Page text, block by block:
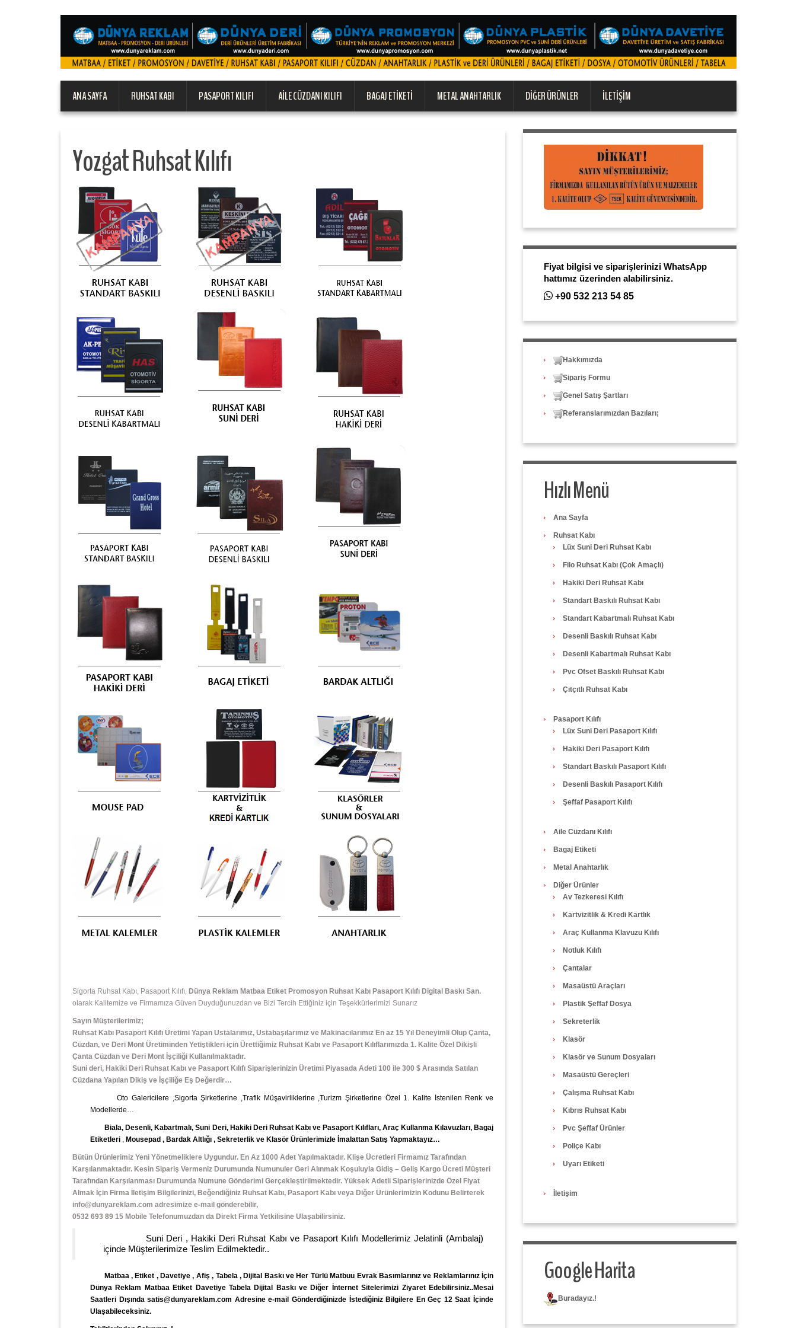
ANA SAYFA RUHSAT KABI PASAPORT KILIFI AILE CÜZDANI KILIFI BAGAJ ETIKETI METAL ANAHTARLIK DIĞER ÜRÜNLER İLETIŞIM
Yozgat Ruhsat Kılıfı
Sigorta Ruhsat Kabı, Pasaport Kılıfı, Dünya Reklam Matbaa Etiket Promosyon Ruhsat Kabı Pasaport Kılıfı Digital Baskı San.
olarak Kalitemize ve Firmamıza Güven Duyduğunuzdan ve Bizi Tercih Ettiğiniz için Teşekkürlerimizi Sunarız
Sayın Müşterilerimiz;
Ruhsat Kabı Pasaport Kılıfı Üretimi Yapan Ustalarımız, Ustabaşılarımız ve Makinacılarımız En az 15 Yıl Deneyimli Olup Çanta,
Cüzdan, ve Deri Mont Üretiminden Yetiştikleri için Ürettiğimiz Ruhsat Kabı ve Pasaport Kılıflarımızda 1. Kalite Özel Dikişli
Çanta Cüzdan ve Deri Mont İşçiliği Kullanılmaktadır.
Suni deri, Hakiki Deri Ruhsat Kabı ve Pasaport Kılıfı Siparişlerinizin Üretimi Piyasada Adeti 100 ile 300 $ Arasında Satılan
Cüzdana Yapılan Dikiş ve İşçiliğe Eş Değerdir…
Oto Galericilere ,Sigorta Şirketlerine ,Trafik Müşavirliklerine ,Turizm Şirketlerine Özel 1. Kalite İstenilen Renk ve
Modellerde…
Biala, Desenli, Kabartmalı, Suni Deri, Hakiki Deri Ruhsat Kabı ve Pasaport Kılıfları, Araç Kullanma Kılavuzları, Bagaj
Etiketleri , Mousepad , Bardak Altlığı , Sekreterlik ve Klasör Ürünlerimizle İmalattan Satış Yapmaktayız…
Bütün Ürünlerimiz Yeni Yönetmeliklere Uygundur. En Az 1000 Adet Yapılmaktadır. Klişe Ücretleri Firmamız Tarafından
Karşılanmaktadır. Kesin Sipariş Vermeniz Durumunda Numunuler Geri Alınmak Koşuluyla Gidiş – Geliş Kargo Ücreti Müşteri
Tarafından Karşılanması Durumunda Numune Gönderimi Gerçekleştirilmektedir. Yüksek Adetli Siparişlerinizde Özel Fiyat
Almak İçin Firma İletişim Bilgilerinizi, Beğendiğiniz Ruhsat Kabı, Pasaport Kabı veya Diğer Ürünlerimizin Kodunu Belirterek
info@dunyareklam.com adresimize e-mail gönderebilir,
0532 693 89 15 Mobile Telefonumuzdan da Direkt Firma Yetkilisine Ulaşabilirsiniz.
Suni Deri , Hakiki Deri Ruhsat Kabı ve Pasaport Kılıfı Modellerimiz Jelatinli (Ambalaj)
içinde Müşterilerimize Teslim Edilmektedir..
Matbaa , Etiket , Davetiye , Afiş , Tabela , Dijital Baskıve Her TürlüMatbuu EvrakBasımlarınız ve Reklamlarınız İçin
Dünya Reklam Matbaa Etiket Davetiye Tabela Dijital Baskı ve Diğer İnternet Sitelerimizi Ziyaret Edebilirsiniz..Mesai
Saatleri Dışında satis@dunyareklam.com Adresine e-mail Gönderdiğinizde İstediğiniz Bilgilere En Geç 12 Saat İçinde
Ulaşabileceksiniz.
Fiyat bilgisi ve siparişlerinizi WhatsApp
hattımız üzerinden alabilirsiniz.
+90 532 213 54 85
Hakkımızda
Sipariş Formu
Genel Satış Şartları
Referanslarımızdan Bazıları;
Hızlı Menü
Ana Sayfa
Ruhsat Kabı
Lüx Suni Deri Ruhsat Kabı
Filo Ruhsat Kabı (Çok Amaçlı)
Hakiki Deri Ruhsat Kabı
Standart Baskılı Ruhsat Kabı
Standart Kabartmalı Ruhsat Kabı
Desenli Baskılı Ruhsat Kabı
Desenli Kabartmalı Ruhsat Kabı
Pvc Ofset Baskılı Ruhsat Kabı
Çıtçıtlı Ruhsat Kabı
Pasaport Kılıfı
Lüx Suni Deri Pasaport Kılıfı
Hakiki Deri Pasaport Kılıfı
Standart Baskılı Pasaport Kılıfı
Desenli Baskılı Pasaport Kılıfı
Şeffaf Pasaport Kılıfı
Aile Cüzdanı Kılıfı
Bagaj Etiketi
Metal Anahtarlık
Diğer Ürünler
Av Tezkeresi Kılıfı
Kartvizitlik & Kredi Kartlık
Araç Kullanma Klavuzu Kılıfı
Notluk Kılıfı
Çantalar
Masaüstü Araçları
Plastik Şeffaf Dosya
Sekreterlik
Klasör
Klasör ve Sunum Dosyaları
Masaüstü Gereçleri
Çalışma Ruhsat Kabı
Kıbrıs Ruhsat Kabı
Pvc Şeffaf Ürünler
Poliçe Kabı
Uyarı Etiketi
İletişim
Google Harita
Buradayız.!